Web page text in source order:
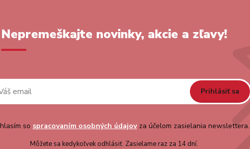
Nepremeškajte novinky, akcie a zľavy!
Prihlásiť sa
so spracovaním osobných údajovza účelom zasielania newslettera.
Môžete sa kedykoľvek odhlásiť. Zasielame raz za 14 dní.